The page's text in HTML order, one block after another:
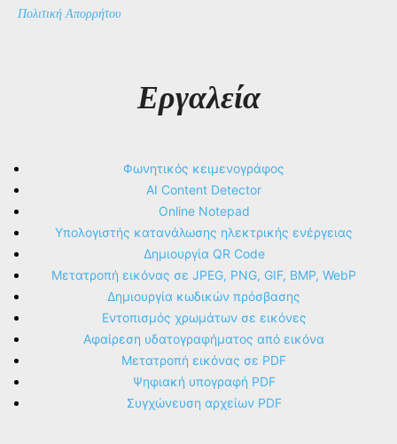
Πολιτική Απορρήτου
Εργαλεία
Φωνητικός κειμενογράφος
AI Content Detector
Online Notepad
Υπολογιστής κατανάλωσης ηλεκτρικής ενέργειας
Δημιουργία QR Code
Μετατροπή εικόνας σε JPEG, PNG, GIF, BMP, WebP
Δημιουργία κωδικών πρόσβασης
Εντοπισμός χρωμάτων σε εικόνες
Αφαίρεση υδατογραφήματος από εικόνα
Μετατροπή εικόνας σε PDF
Ψηφιακή υπογραφή PDF
Συγχώνευση αρχείων PDF